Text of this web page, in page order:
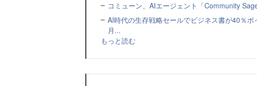
コミューン、AIエージェント「Community
AI時代の生存戦略セールでビジネス書が40％
月...
もっと読む